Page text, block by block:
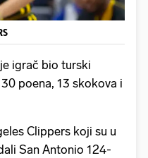
igrač bio turski
poena, 13 skokova i
Clippers koji su u
San Antonio 124-